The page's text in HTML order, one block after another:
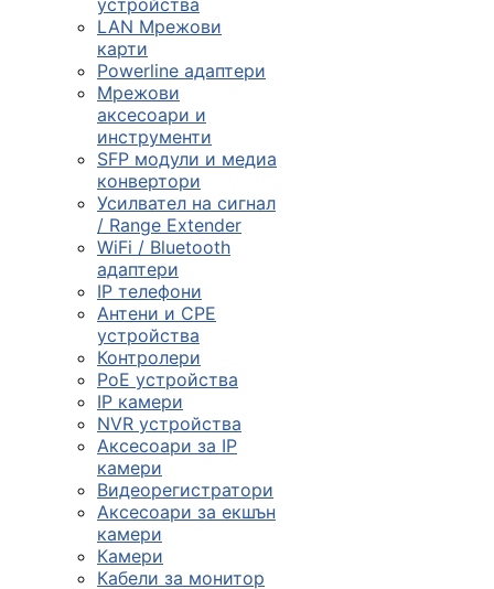
устройства
LAN Мрежови
карти
Powerline адаптери
Мрежови
аксесоари и
инструменти
SFP модули и медиа
конвертори
Усилвател на сигнал
/ Range Extender
WiFi / Bluetooth
адаптери
IP телефони
Антени и CPE
устройства
Контролери
PoE устройства
IP камери
NVR устройства
Аксесоари за IP
камери
Видеорегистратори
Аксесоари за екшън
камери
Камери
Кабели за монитор